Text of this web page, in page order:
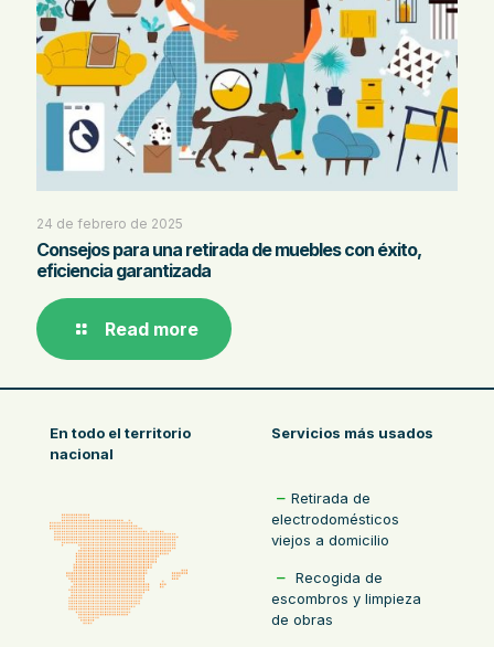
24 de febrero de 2025
Consejos para una retirada de muebles con éxito,
eficiencia garantizada
Read more
En todo el territorio
nacional
Servicios más usados
Retirada de
electrodomésticos
viejos a domicilio
Recogida de
escombros y limpieza
de obras